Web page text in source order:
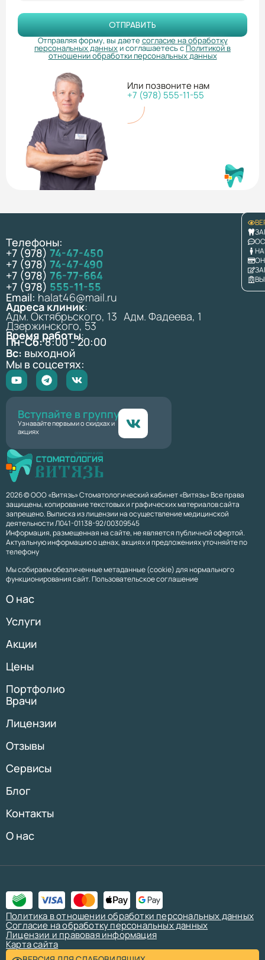
Или позвоните нам
+7 (978) 555-11-55
ОТПРАВИТЬ
Отправляя форму, вы даетесогласие на обработку
персональных данныхи соглашаетесь сПолитикой в
отношении обработки персональных данных
2026 © ООО «Витязь» Стоматологический кабинет «Витязь» Все права
защищены, копирование текстовых и графических материалов сайта
запрещено. Выписка из лицензии на осуществление медицинской
деятельности Л041-01138-92/00309545
Информация, размещенная на сайте, не является публичной офертой.
Актуальную информацию о ценах, акциях и предложениях уточняйте по
телефону
Мы собираем обезличенные метаданные (cookie) для нормального
функционирования сайт. Пользовательское соглашение
О нас
Услуги
Акции
Цены
Портфолио
Врачи
Лицензии
Отзывы
Сервисы
Блог
Контакты
О нас
Телефоны:
+7 (978) 74-47-450
+7 (978) 74-47-490
+7 (978) 76-77-664
+7 (978) 555-11-55
Email: halat46@mail.ru
Адреса клиник:
Адм. Октябрьского, 13 Адм. Фадеева, 1
Дзержинского, 53
Время работы:
Пн-Сб:8:00 - 20:00
Вс: выходной
Мы в соцсетях:
Вступайте в группу
Узнавайте первыми о скидках и
акциях
Политика в отношении обработки персональных данных
Согласие на обработку персональных данных
Лицензии и правовая информация
Карта сайта